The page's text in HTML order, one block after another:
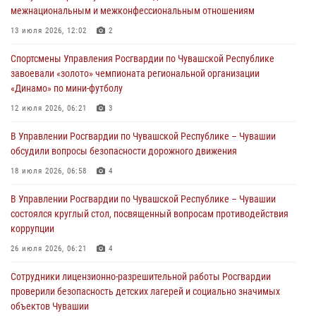
01 августа 2026, 07:19
В Ядрине сотрудники Росгвардии задержали подозреваемого в
01 августа 2026, 06:12
1 августа – День дежурной службы войск национальной гвардии
Российской Федерации
Директор Росгвардии Герой России генерал армии Виктор Золотов
поздравил специалистов подразделений тыла с профессиональным
01 августа 2026, 00:01
межнациональным и межконфессиональным отношениям
13 июля 2026, 12:02 2
Спортсмены Управления Росгвардии по Чувашской Республике
завоевали «золото» чемпионата региональной организации
«Динамо» по мини-футболу
12 июля 2026, 06:21 3
В Управлении Росгвардии по Чувашской Республике – Чувашии
обсудили вопросы безопасности дорожного движения
18 июля 2026, 06:58 4
В Управлении Росгвардии по Чувашской Республике – Чувашии
состоялся круглый стол, посвященный вопросам противодействия
коррупции
26 июля 2026, 06:21 4
Сотрудники лицензионно-разрешительной работы Росгвардии
проверили безопасность детских лагерей и социально значимых
объектов Чувашии